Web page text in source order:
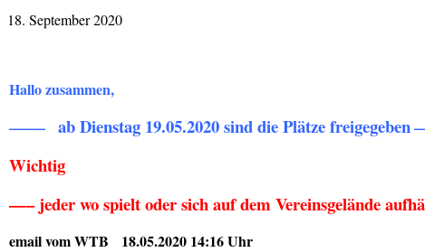
18. September 2020
Hallo zusammen,
——– ab Dienstag 19.05.2020 sind die Plätze freigegeben
Wichtig
—– jeder wo spielt oder sich auf dem Vereinsgelände
email vom WTB 18.05.2020 14:16 Uhr